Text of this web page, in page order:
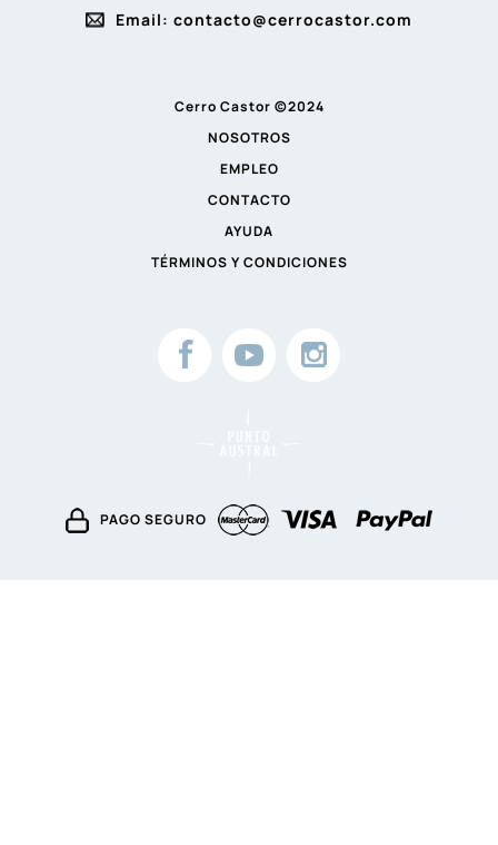
Email: contacto@cerrocastor.com
Cerro Castor ©2024
NOSOTROS
EMPLEO
CONTACTO
AYUDA
TÉRMINOS Y CONDICIONES
PAGO SEGURO